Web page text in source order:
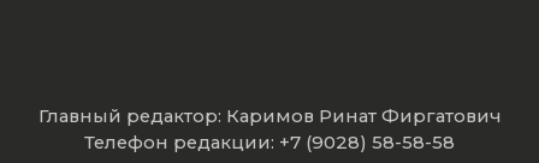
Главный редактор: Каримов Ринат Фиргатович
Телефон редакции: +7 (9028) 58-58-58